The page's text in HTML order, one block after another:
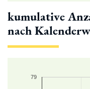
kumulative
nach
79